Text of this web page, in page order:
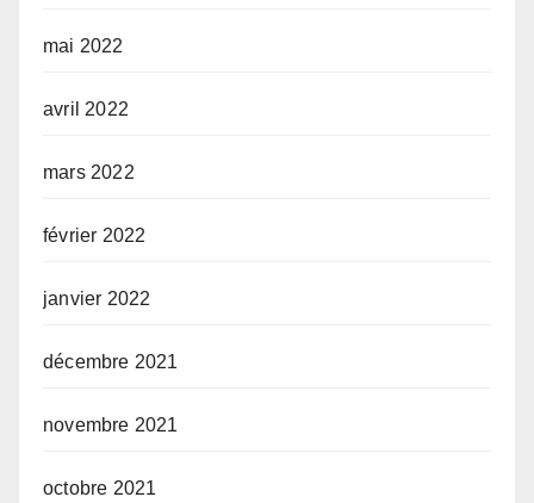
mai 2022
avril 2022
mars 2022
février 2022
janvier 2022
décembre 2021
novembre 2021
octobre 2021